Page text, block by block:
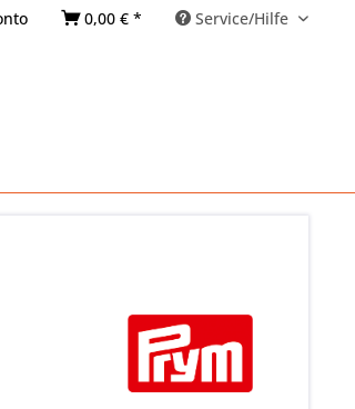
0,00 € * Service/Hilfe